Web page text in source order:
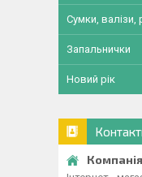
Сумки, валізи,
Запальнички
Новий рік